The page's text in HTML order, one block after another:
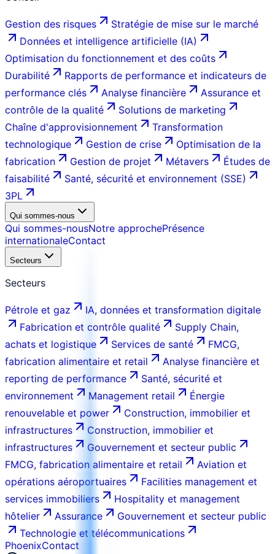
Gestion des risques
Stratégie de mise sur le marché
Données et intelligence artificielle (IA)
Optimisation du fonctionnement et des coûts
Durabilité
Rapports de performance et indicateurs de
performance clés
Analyse financière
Assurance et
contrôle de la qualité
Solutions de marketing
Chaîne d'approvisionnement
Transformation
technologique
Gestion de crise
Optimisation de la
fabrication
Gestion de projet Métavers
Études de
faisabilité
Santé, sécurité et environnement (SSE)
3PL
Qui sommes-nous
Qui sommes-nousNotre approchePrésence
internationaleContact
Secteurs
Secteurs
Pétrole et gaz
IA, données et transformation digitale
Fabrication et contrôle qualité
Supply Chain,
achats et logistique
Services de santé
FMCG,
fabrication alimentaire et retail
Analyse financière et
reporting de performance
Santé, sécurité et
environnement
Management retail
Énergie
renouvelable et power
Construction, immobilier et
infrastructures
Construction, immobilier et
infrastructures
Gouvernement et secteur public
FMCG, fabrication alimentaire et retail
Aviation et
opérations aéroportuaires
Facilities management et
services immobiliers
Hospitality et management
hôtelier
Assurance
Gouvernement et secteur public
Technologie et télécommunications
PhoenixContact